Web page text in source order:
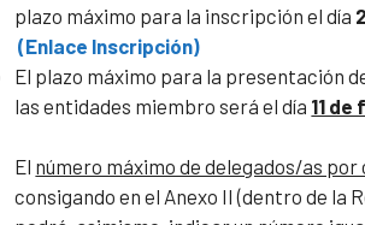
plazo máximo para la inscripción el día
(Enlace Inscripción)
El plazo máximo para la presentación
las entidades miembro será el día 11
El número máximo de delegados/as por
consigando en el Anexo II (dentro de la